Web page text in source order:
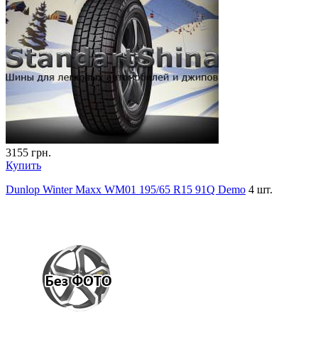
3155 грн.
Купить
Dunlop Winter Maxx WM01 195/65 R15 91Q Demo 4 шт.